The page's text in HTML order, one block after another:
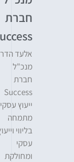
חברת
Success
אלעד הדר
מנכ"ל
חברת
Success
ייעוץ עסקי
מתמחה
בליווי וייעוץ
עסקי
ומחולקת